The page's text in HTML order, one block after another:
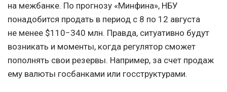
на межбанке. По прогнозу «Минфина», НБУ
понадобится продать в период с 8 по 12 августа
не менее $110−340 млн. Правда, ситуативно будут
возникать и моменты, когда регулятор сможет
пополнять свои резервы. Например, за счет продаж
ему валюты госбанками или госструктурами.